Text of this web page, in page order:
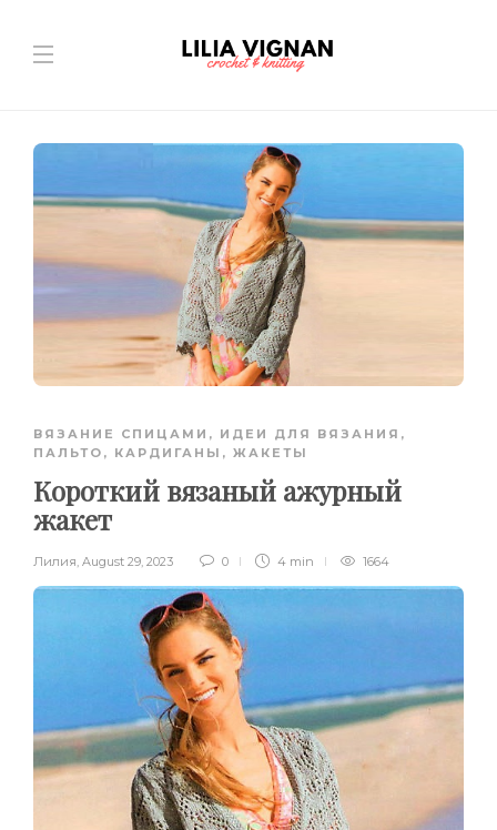
ВЯЗАНИЕ СПИЦАМИ , ИДЕИ ДЛЯ ВЯЗАНИЯ ,
ПАЛЬТО, КАРДИГАНЫ, ЖАКЕТЫ
Короткий вязаный ажурный
жакет
Лилия August 29, 2023 0 4 min 1664